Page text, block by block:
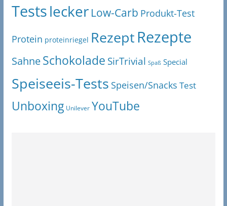
Testslecker Low-Carb Produkt-Test
Protein proteinriegel RezeptRezepte
SahneSchokolade SirTrivial Spaß Special
Speiseeis-Tests Speisen/Snacks Test
Unboxing Unilever YouTube